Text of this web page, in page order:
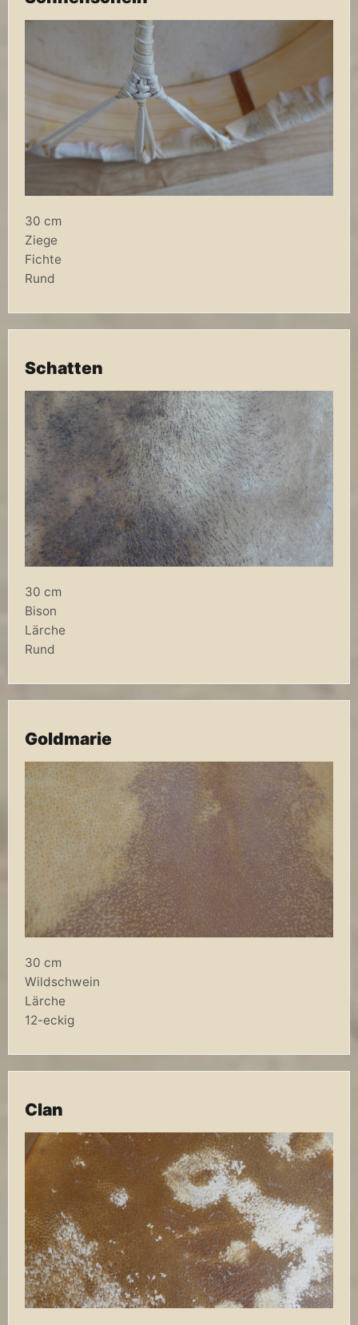
30 cm
Ziege
Fichte
Rund
Schatten
30 cm
Bison
Lärche
Rund
Goldmarie
30 cm
Wildschwein
Lärche
12-eckig
Clan